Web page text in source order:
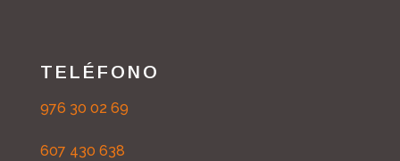
TELÉFONO
976 30 02 69
607 430 638